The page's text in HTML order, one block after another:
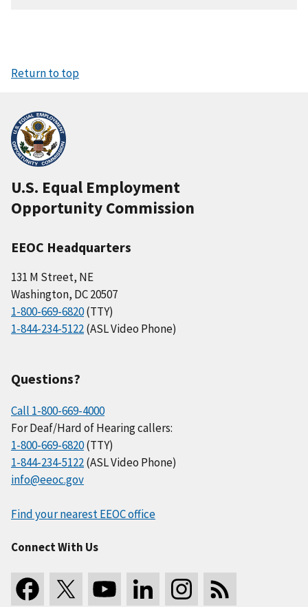
Return to top
U.S. Equal Employment
Opportunity Commission
EEOC Headquarters
131 M Street, NE
Washington, DC 20507
1-800-669-6820(TTY)
1-844-234-5122(ASL Video Phone)
Questions?
Call 1-800-669-4000
For Deaf/Hard of Hearing callers:
1-800-669-6820(TTY)
1-844-234-5122(ASL Video Phone)
info@eeoc.gov
Find your nearest EEOC office
Connect With Us